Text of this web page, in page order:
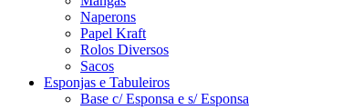
Naperons
Papel Kraft
Rolos Diversos
Sacos
Esponjas e Tabuleiros
Base c/ Esponsa e s/ Esponsa